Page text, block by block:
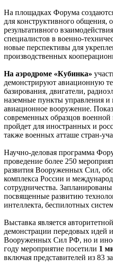
На площадках Форума
для конструктивного общения,
результативного
специалистов в военно-
новые перспективы для
производственных
На аэродроме «Кубинка»
демонстрируют авиационную
базирования, двигатели,
наземные пункты управления и
авиационное вооружение.
современных образцов
пройдет для иностранных и
также военных атташе стран-
Научно-деловая программа
проведение более 250
развития Вооруженных Сил,
комплекса России и
сотрудничества.
посвященные развитию
интеллекта, беспилотных
Выставка является
демонстрации передовых идей
Вооруженных Сил РФ, но и
году мероприятие посетили 1
включая представителей из 83